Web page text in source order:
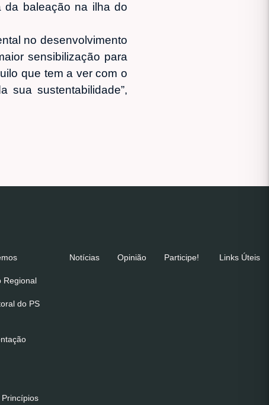
da baleação na ilha do
no desenvolvimento
sensibilização para
que tem a ver com o
sua sustentabilidade”,
Regional
do PS
Notícias Opinião Participe! Links Úteis